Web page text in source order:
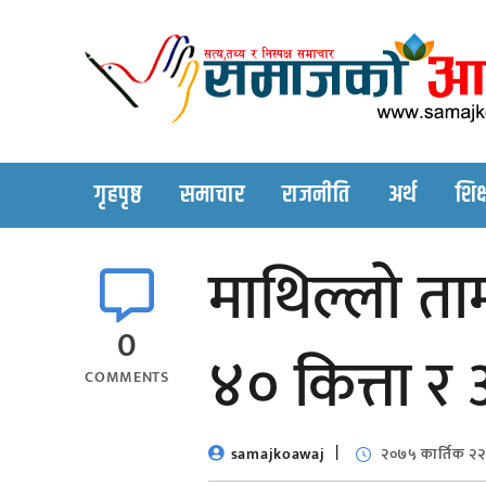
गृहपृष्ठ समाचार राजनीति अर्थ
0
COMMENTS
माथिल्लो
४० कित्ता
samajkoawaj २०७५ कार्तिक